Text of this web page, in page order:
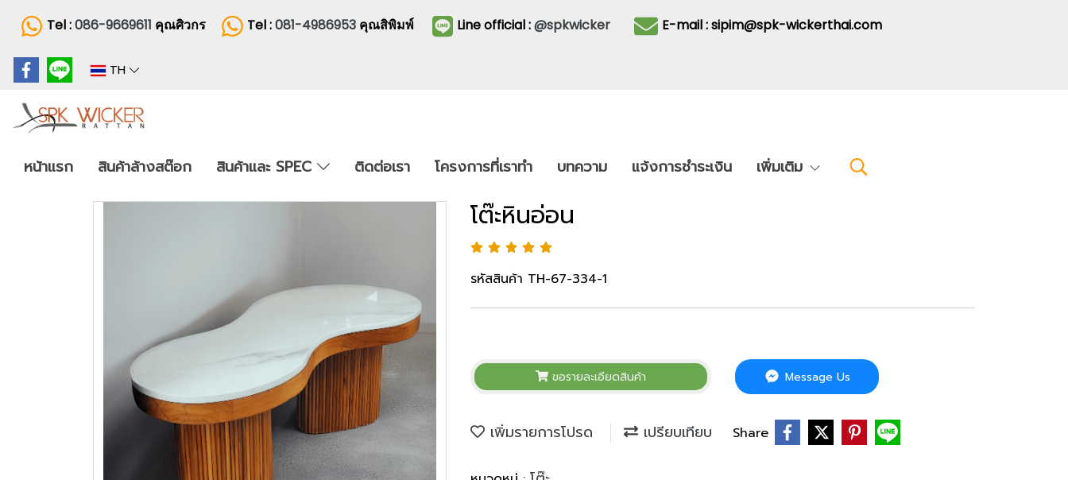
Tel :086-9669611 คุณศิวกร Tel :081-4986953 คุณสิพิมพ์ Line official :@spkwicker E-mail : sipim@spk-wickerthai.com
TH
หน้าแรก สินค้าล้างสต๊อก สินค้าและ SPEC ติดต่อเรา โครงการที่เราทำ บทความ แจ้งการชำระเงิน เพิ่มเติม
โต๊ะหินอ่อน
รหัสสินค้า TH-67-334-1
ขอรายละเอียดสินค้า Message Us
เพิ่มรายการโปรด เปรียบเทียบ Share